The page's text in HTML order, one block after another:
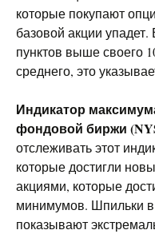
которые покупают
базовой акции
пунктов выше своего
среднего, это
Индикатор
фондовой биржи
отслеживать этот
которые достигли
акциями, которые
минимумов. Шпильки
показывают